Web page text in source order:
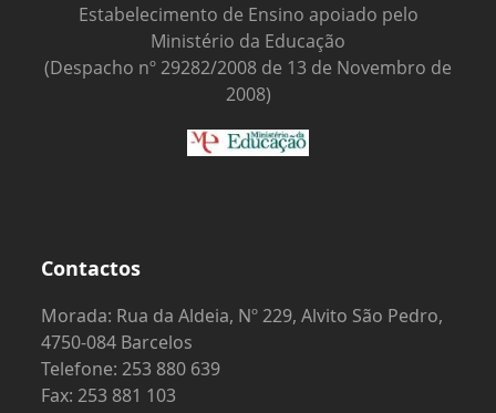
Estabelecimento de Ensino apoiado pelo
Ministério da Educação
(Despacho nº 29282/2008 de 13 de Novembro de
2008)
Contactos
Morada: Rua da Aldeia, Nº 229, Alvito São Pedro,
4750-084 Barcelos
Telefone: 253 880 639
Fax: 253 881 103